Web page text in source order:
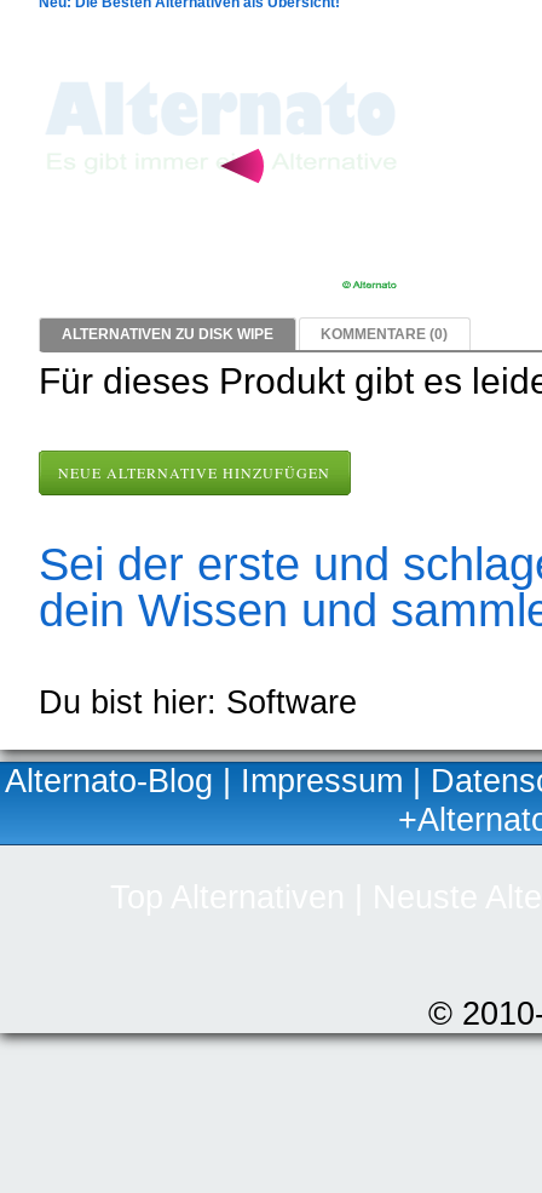
ALTERNATIVEN ZU DISK WIPE KOMMENTARE (0)
Für dieses Produkt gibt es
NEUE ALTERNATIVE HINZUFÜGEN
Sei der erste und
dein Wissen und
Du bist hier: Software
Alternato-Blog | Impressum |
©